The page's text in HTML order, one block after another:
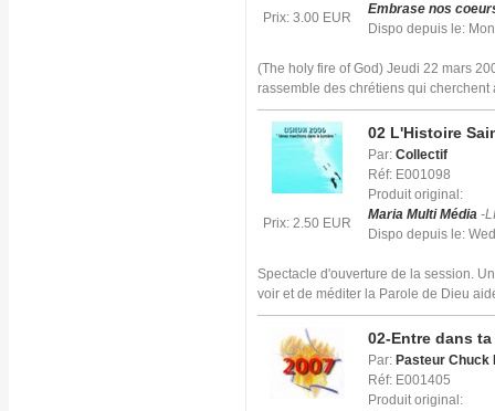
Prix: 3.00 EUR
Embrase nos
Dispo depuis le:
(The holy fire of God) Jeudi 22 mars
rassemble des chrétiens qui cherchent
Prix: 2.50 EUR
02 L'Histoire
Par: Collectif
Réf: E001098
Produit original:
Maria Multi Média -
Dispo depuis le:
Spectacle d'ouverture de la session.
voir et de méditer la Parole de Dieu
02-Entre dans
Par: Pasteur Chuck
Réf: E001405
Produit original: